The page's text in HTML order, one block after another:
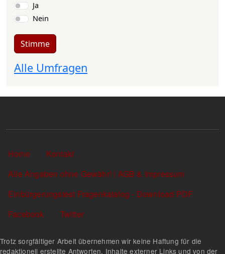
Auswahlmöglichkeiten
Ja
Nein
Stimme
Alle Umfragen
Sekundärlinks
Home
Kontakt
Alle Angaben ohne Gewähr! | AGB & Impressum
Einbürgerungstest Fragenkatalog - Download PDF
Facebook
Twitter
Trotz sorgfältiger Arbeit übernehmen wir keine Haftung für die
redaktionell erstellte Antworten, Inhalte externer Links und von der